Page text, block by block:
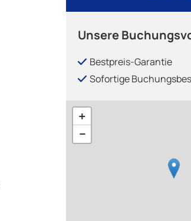
Unsere
Bestpreis-Garantie
Sofortige
+
−